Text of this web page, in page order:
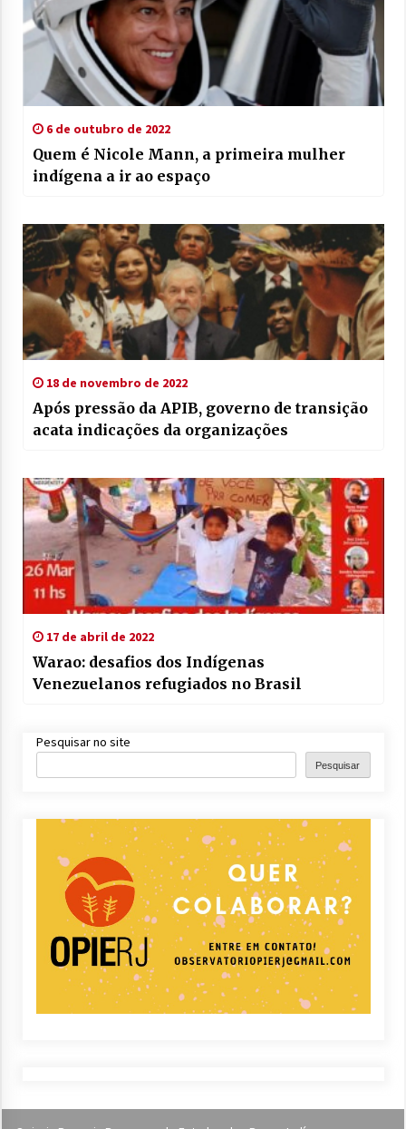
6 de outubro de 2022
Quem é Nicole Mann, a primeira mulher
indígena a ir ao espaço
18 de novembro de 2022
Após pressão da APIB, governo de transição
acata indicações da organizações
17 de abril de 2022
Warao: desafios dos Indígenas
Venezuelanos refugiados no Brasil
Pesquisar no site
Pesquisar